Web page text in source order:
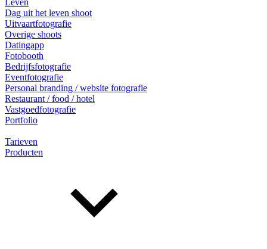
Leven
Dag uit het leven shoot
Uitvaartfotografie
Overige shoots
Datingapp
Fotobooth
Bedrijfsfotografie
Eventfotografie
Personal branding / website fotografie
Restaurant / food / hotel
Vastgoedfotografie
Portfolio
Tarieven
Producten